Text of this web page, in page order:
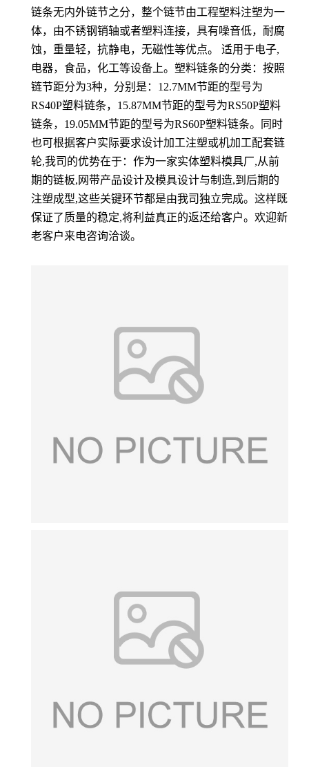
链条无内外链节之分，整个链节由工程塑料注塑为一
体，由不锈钢销轴或者塑料连接，具有噪音低，耐腐
蚀，重量轻，抗静电，无磁性等优点。 适用于电子,
电器，食品，化工等设备上。塑料链条的分类：按照
链节距分为3种，分别是：12.7MM节距的型号为
RS40P塑料链条，15.87MM节距的型号为RS50P塑料
链条，19.05MM节距的型号为RS60P塑料链条。同时
也可根据客户实际要求设计加工注塑或机加工配套链
轮,我司的优势在于：作为一家实体塑料模具厂,从前
期的链板,网带产品设计及模具设计与制造,到后期的
注塑成型,这些关键环节都是由我司独立完成。这样既
保证了质量的稳定,将利益真正的返还给客户。欢迎新
老客户来电咨询洽谈。